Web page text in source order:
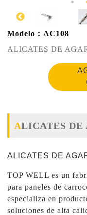
Modelo：AC108
ALICATES DE
ALICATES
ALICATES DE
TOP WELL es un
para paneles de
especializa en
soluciones de alta